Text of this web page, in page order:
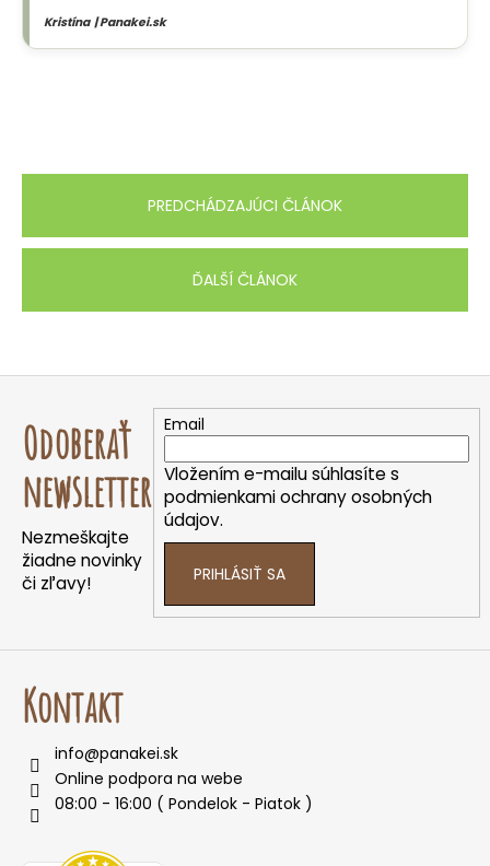
Kristína | Panakei.sk
PREDCHÁDZAJÚCI ČLÁNOK
ĎALŠÍ ČLÁNOK
Odoberať
newsletter
Nezmeškajte
žiadne novinky
či zľavy!
Email
Vložením e-mailu súhlasíte s
podmienkami ochrany osobných
údajov.
PRIHLÁSIŤ SA
Kontakt
info@panakei.sk
Online podpora na webe
08:00 - 16:00 ( Pondelok - Piatok )